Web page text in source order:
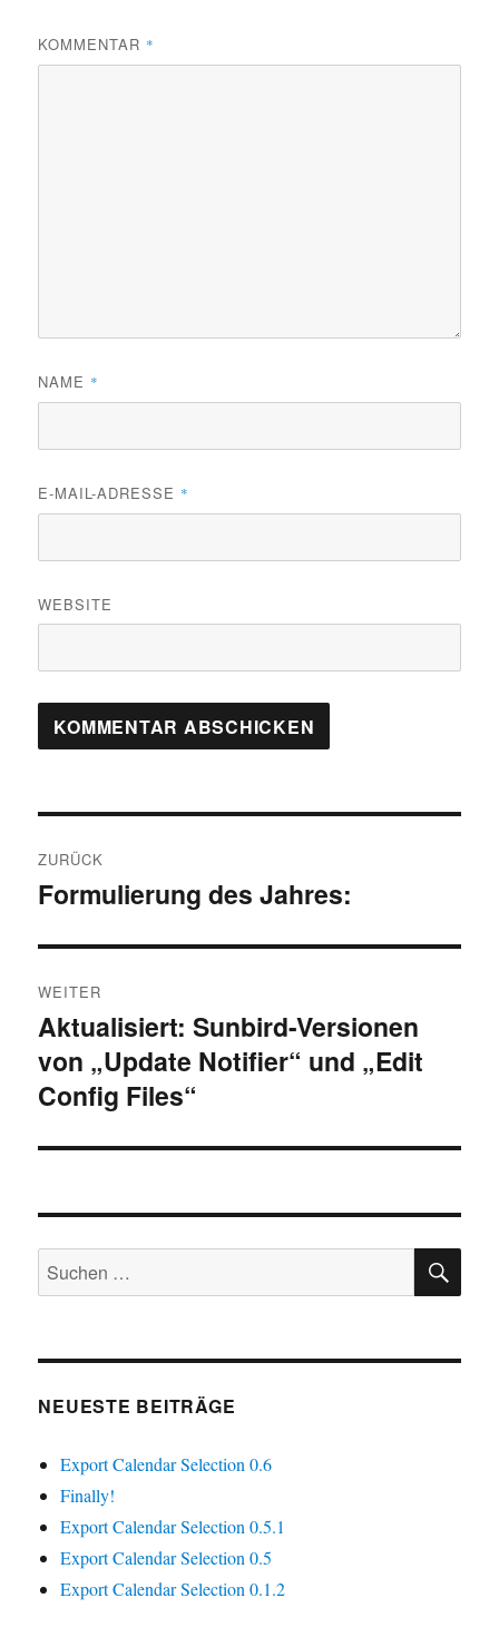
KOMMENTAR *
NAME *
E-MAIL-ADRESSE *
WEBSITE
ZURÜCK
Vorheriger
Formulierung des Jahres:
WEITER
Nächster
Beitrag:
Aktualisiert: Sunbird-Versionen
von „Update Notifier“ und „Edit
Config Files“
Suchen
nach:
NEUESTE BEITRÄGE
Export Calendar Selection 0.6
Finally!
Export Calendar Selection 0.5.1
Export Calendar Selection 0.5
Export Calendar Selection 0.1.2